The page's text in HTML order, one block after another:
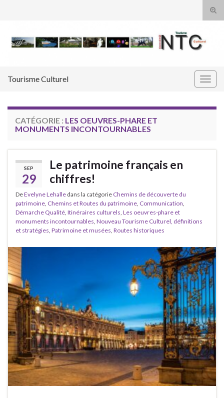
Tourisme Culturel
CATÉGORIE : LES OEUVRES-PHARE ET
MONUMENTS INCONTOURNABLES
SEP
29
Le patrimoine français en
chiffres!
DeEvelyne Lehalle dans la catégorie Chemins de découverte du
patrimoine, Chemins et Routes du patrimoine, Communication,
Démarche Qualité, Itinéraires culturels, Les oeuvres-phare et
monuments incontournables, Nouveau Tourisme Culturel, définitions
et stratégies, Patrimoine et musées, Routes historiques